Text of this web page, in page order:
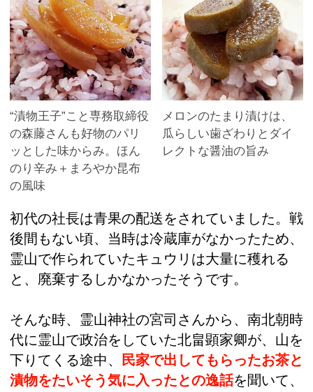
“漬物王子”こと専務取締役
の森藤さんも好物のパリ
ッとした味からみ。ほん
のり辛み＋まろやか昆布
の風味
メロンのたまり漬けは、
瓜らしい歯ざわりとダイ
レクトな醤油の旨み
初代の社長は青果の配送をされていました。戦
後間もない頃、当時は冷蔵庫がなかったため、
霊山で作られていたキュウリは大量に穫れる
と、廃棄するしかなかったそうです。
そんな時、霊山神社の宮司さんから、南北朝時
代に霊山で政治をしていた北畠顕家卿が、山を
下りてくる途中、
民家で出してもらったお茶と
漬物をたいそう気に入ったとの逸話を聞いて、